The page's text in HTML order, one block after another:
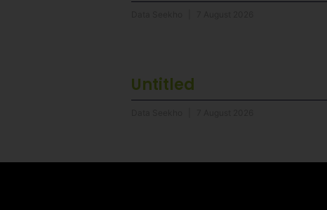
Untitled